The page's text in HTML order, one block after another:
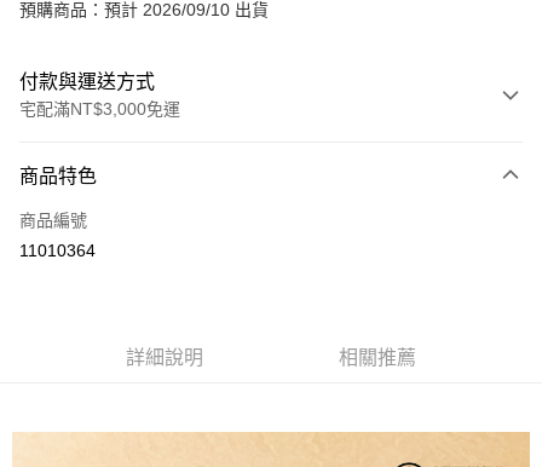
預購商品：預計 2026/09/10 出貨
付款與運送方式
宅配滿NT$3,000免運
信用卡一次付款
LINE Pay
商品特色
商品編號
11010364
詳細說明 相關推薦